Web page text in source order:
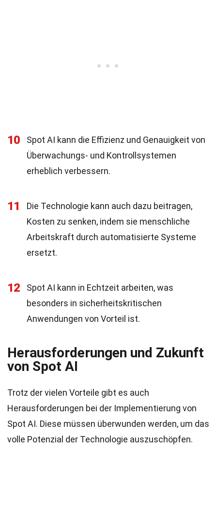
10
Spot AI kann die Effizienz und Genauigkeit von
Überwachungs- und Kontrollsystemen
erheblich verbessern.
11
Die Technologie kann auch dazu beitragen,
Kosten zu senken, indem sie menschliche
Arbeitskraft durch automatisierte Systeme
ersetzt.
12
Spot AI kann in Echtzeit arbeiten, was
besonders in sicherheitskritischen
Anwendungen von Vorteil ist.
Herausforderungen und Zukunft
von Spot AI
Trotz der vielen Vorteile gibt es auch
Herausforderungen bei der Implementierung von
Spot AI. Diese müssen überwunden werden, um das
volle Potenzial der Technologie auszuschöpfen.